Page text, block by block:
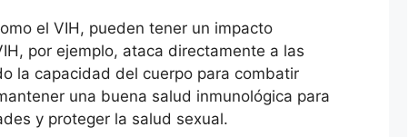
el VIH, pueden tener un impacto
por ejemplo, ataca directamente a las
la capacidad del cuerpo para combatir
una buena salud inmunológica para
y proteger la salud sexual.